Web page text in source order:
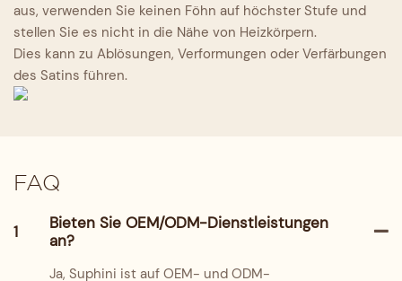
aus, verwenden Sie keinen Föhn auf höchster Stufe und
stellen Sie es nicht in die Nähe von Heizkörpern.
Dies kann zu Ablösungen, Verformungen oder Verfärbungen
des Satins führen.
FAQ
1
Bieten Sie OEM/ODM-Dienstleistungen
an?
Ja, Suphini ist auf OEM- und ODM-